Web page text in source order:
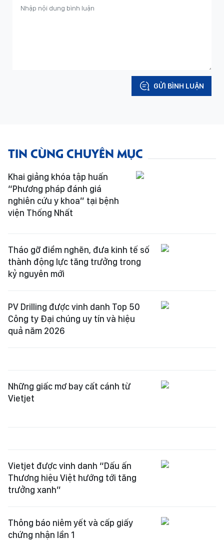
GỬI BÌNH LUẬN
TIN CÙNG CHUYÊN MỤC
Khai giảng khóa tập huấn
“Phương pháp đánh giá
nghiên cứu y khoa” tại bệnh
viện Thống Nhất
Tháo gỡ điểm nghẽn, đưa kinh tế số
thành động lực tăng trưởng trong
kỷ nguyên mới
PV Drilling được vinh danh Top 50
Công ty Đại chúng uy tín và hiệu
quả năm 2026
Những giấc mơ bay cất cánh từ
Vietjet
Vietjet được vinh danh “Dấu ấn
Thương hiệu Việt hướng tới tăng
trưởng xanh”
Thông báo niêm yết và cấp giấy
chứng nhận lần 1